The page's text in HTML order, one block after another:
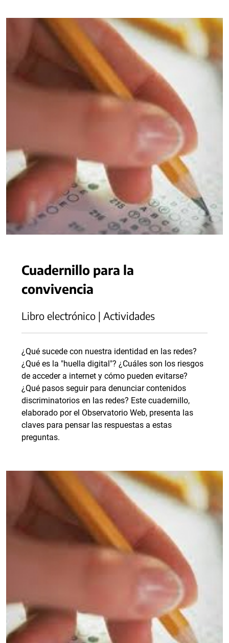
Cuadernillo para la
convivencia
Libro electrónico | Actividades
¿Qué sucede con nuestra identidad en las redes?
¿Qué es la "huella digital"? ¿Cuáles son los riesgos
de acceder a internet y cómo pueden evitarse?
¿Qué pasos seguir para denunciar contenidos
discriminatorios en las redes? Este cuadernillo,
elaborado por el Observatorio Web, presenta las
claves para pensar las respuestas a estas
preguntas.